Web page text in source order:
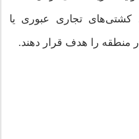
کشتی‌های تجاری عبوری یا
منطقه را هدف قرار دهند.